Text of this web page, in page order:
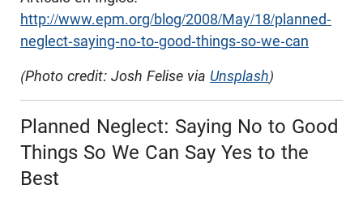
http://www.epm.org/blog/2008/May/18/planned-
neglect-saying-no-to-good-things-so-we-can
(Photo credit: Josh Felise via Unsplash)
Planned Neglect: Saying No to Good
Things So We Can Say Yes to the
Best